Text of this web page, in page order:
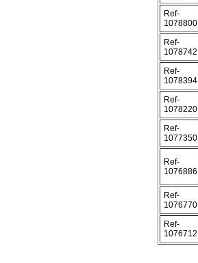
Ref-
1078800
Ref-
1078742
Ref-
1078394
Ref-
1078220
Ref-
1077350
Ref-
1076886
Ref-
1076770
Ref-
1076712